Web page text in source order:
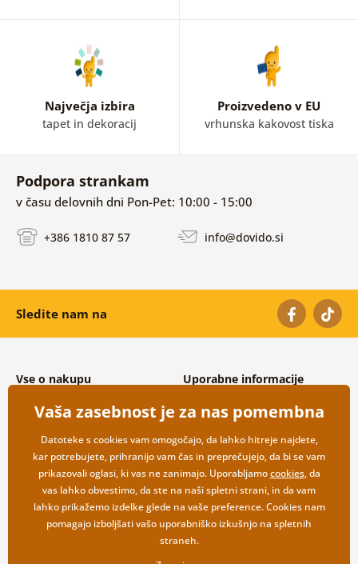
Največja izbira
tapet in dekoracij
Proizvedeno v EU
vrhunska kakovost tiska
Podpora strankam
v času delovnih dni Pon-Pet: 10:00 - 15:00
+386 1810 87 57 info@dovido.si
Sledite nam na
Vse o nakupu
Splošni in reklamacijski pogoji
Varovanje osebnih podatkov
Možnosti dostave in plačila
Vračilo blaga
Uporabne informacije
Pogosto zastavljena vprašanja
Kontakti
Veleprodaja
Vaša zasebnost je za nas pomembna
Datoteke s cookies vam omogočajo, da lahko hitreje najdete,
kar potrebujete, prihranijo vam čas in preprečujejo, da bi se vam
prikazovali oglasi, ki vas ne zanimajo. Uporabljamocookies, da
vas lahko obvestimo, da ste na naši spletni strani, in da vam
lahko prikažemo izdelke glede na vaše preference. Cookies nam
pomagajo izboljšati vašo uporabniško izkušnjo na spletnih
straneh.